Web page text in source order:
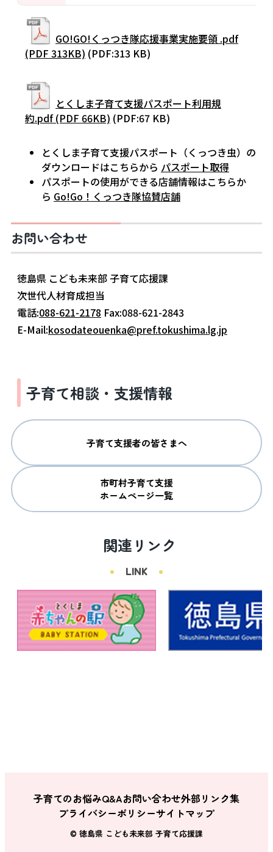
GO!GO!くっつき隊応援事業実施要領 .pdf
(PDF 313KB) (PDF:313 KB)
とくしま子育て支援パスポート利用規
約.pdf (PDF 66KB) (PDF:67 KB)
とくしま子育て支援パスポート（くっつき虫）の
ダウンロードはこちらから パスポート取得
パスポートの使用ができる店舗情報はこちらか
ら Go!Go！くっつき隊協賛店舗
お問い合わせ
徳島県 こども未来部 子育て応援課
次世代人材育成担当
電話:088-621-2178 Fax:088-621-2843
E-Mail:kosodateouenka@pref.tokushima.lg.jp
子育て相談・支援情報
子育て支援者の皆さまへ
市町村子育て支援
ホームページ一覧
関連リンク
LINK
子育てのお悩みQ&Aお問い合わせ外部リンク集
プライバシーポリシーサイトマップ
© 徳島県 こども未来部 子育て応援課